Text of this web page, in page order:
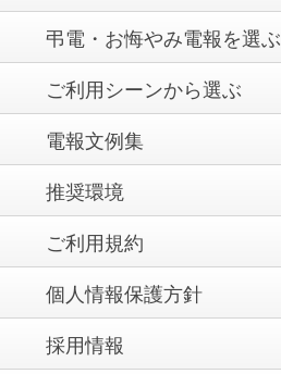
弔電・お悔やみ電報を選ぶ
ご利用シーンから選ぶ
電報文例集
推奨環境
ご利用規約
個人情報保護方針
採用情報